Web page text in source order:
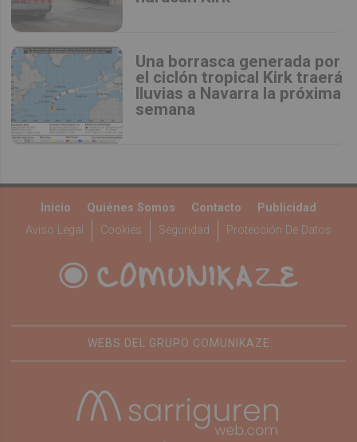
Una borrasca generada por
el ciclón tropical Kirk traerá
lluvias a Navarra la próxima
semana
Inicio Quiénes Somos Contacto
Publicidad
Aviso Legal
Cookies Seguridad Protección De Datos
WEBS DEL GRUPO COMUNIKAZE